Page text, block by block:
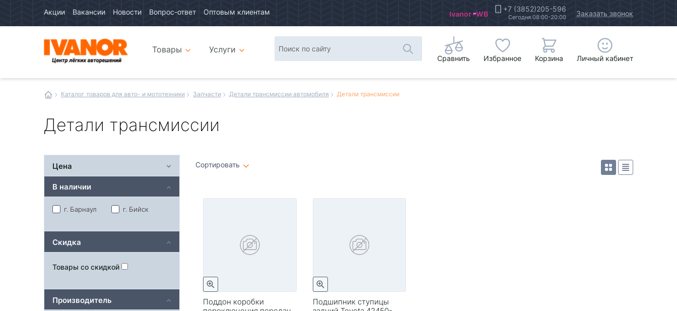
Акции Вакансии Новости Вопрос-ответ Оптовым клиентам Ivanor WB +7 (3852)205-596
Сегодня 08:00-20:00 Заказать звонок
интернетТовары
Услуги
Сравнить Избранное Корзина Личный кабинет
Каталог товаров для авто- и мототехники Запчасти Детали трансмиссии автомобиля Детали трансмиссии
Детали трансмиссии
Сортировать
Поддон коробки
Подшипник ступицы
Цена
В наличии
г. Барнаул г. Бийск
Скидка
Товары со скидкой
Производитель